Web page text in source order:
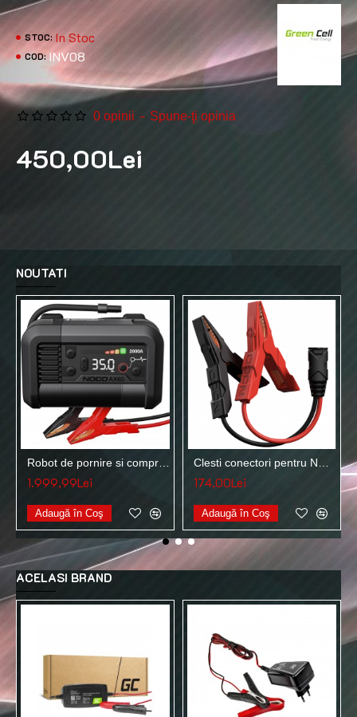
STOC: In Stoc
COD: INV08
0 opinii - Spune-ţi opinia
450,00Lei
NOUTATI
1.999,99Lei
Adaugă în Coş
174,00Lei
Adaugă în Coş
ACELASI BRAND